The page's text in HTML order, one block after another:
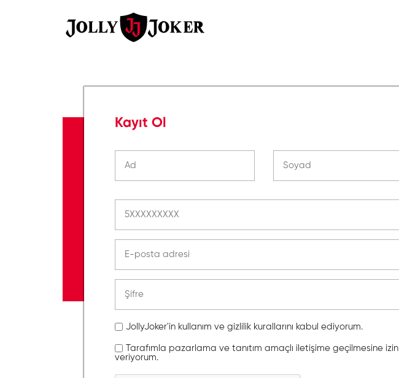
Kayıt Ol
JollyJoker'in kullanım ve gizlilik kurallarını kabul ediyorum.
Tarafımla pazarlama ve tanıtım amaçlı iletişime geçilmesine izin
veriyorum.